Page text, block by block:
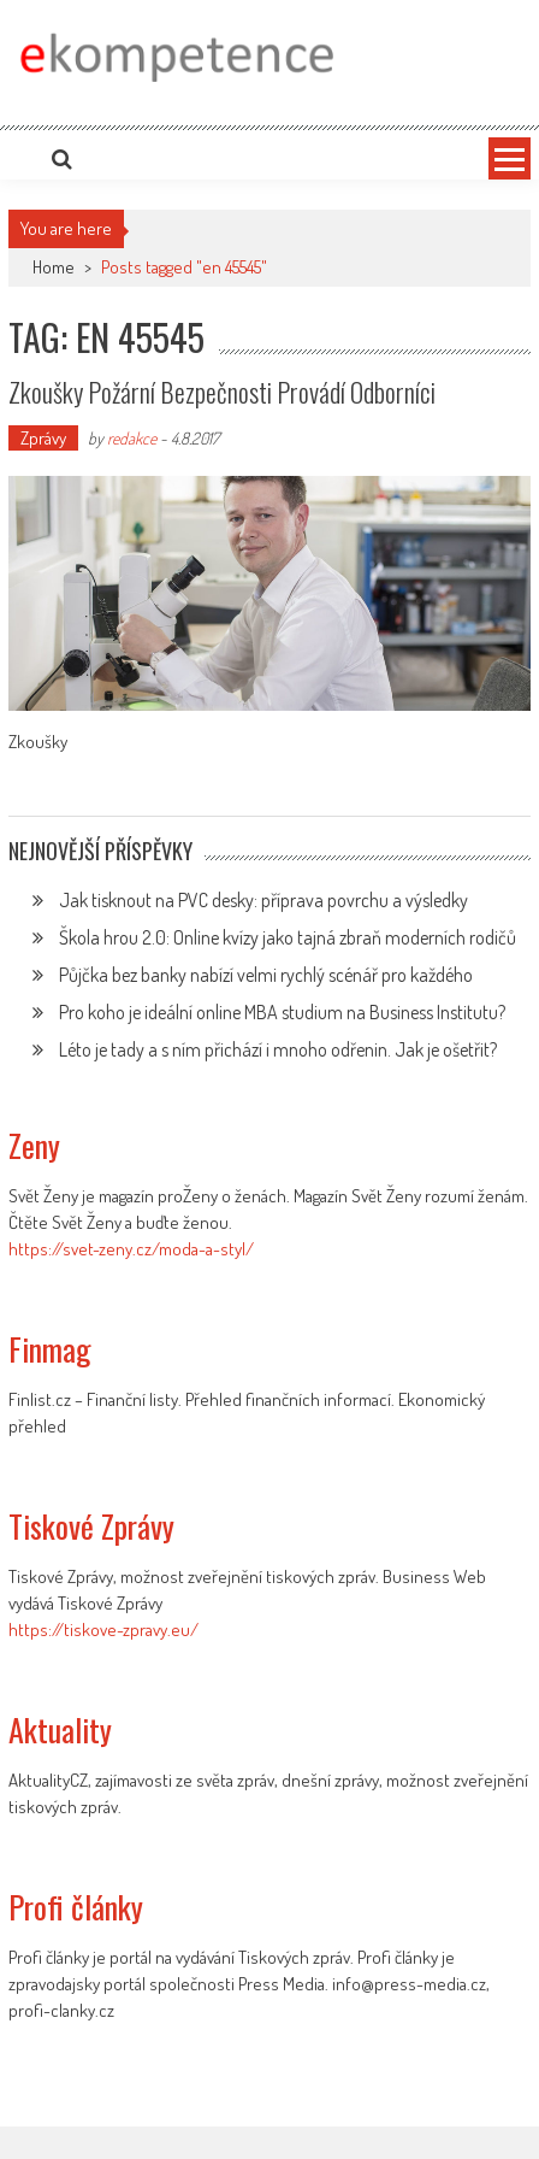
content
Ekompetence
portálech. Press Media. Kde vydat Tiskovou zprávu? Na portále eKompetence
You are here
Home > Posts tagged "en 45545"
TAG: EN 45545
Zkoušky Požární Bezpečnosti Provádí Odborníci
Zprávy byredakce- 4.8.2017
Zkoušky
NEJNOVĚJŠÍ PŘÍSPĚVKY
Jak tisknout na PVC desky: příprava povrchu a výsledky
Škola hrou 2.0: Online kvízy jako tajná zbraň moderních rodičů
Půjčka bez banky nabízí velmi rychlý scénář pro každého
Pro koho je ideální online MBA studium na Business Institutu?
Léto je tady a s ním přichází i mnoho odřenin. Jak je ošetřit?
Zeny
Svět Ženy je magazín proŽeny o ženách. Magazín Svět Ženy rozumí ženám.
Čtěte Svět Ženy a buďte ženou.
https://svet-zeny.cz/moda-a-styl/
Finmag
Finlist.cz – Finanční listy. Přehled finančních informací. Ekonomický
přehled
Tiskové Zprávy
Tiskové Zprávy, možnost zveřejnění tiskových zpráv. Business Web
vydává Tiskové Zprávy
https://tiskove-zpravy.eu/
Aktuality
AktualityCZ, zajímavosti ze světa zpráv, dnešní zprávy, možnost zveřejnění
tiskových zpráv.
Profi články
Profi články je portál na vydávání Tiskových zpráv. Profi články je
zpravodajsky portál společnosti Press Media. info@press-media.cz,
profi-clanky.cz